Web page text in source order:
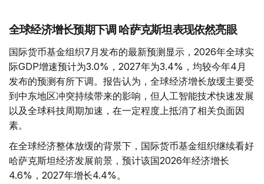
全球经济增长预期下调 哈萨克斯坦表现依然亮眼
国际货币基金组织7月发布的最新预测显示，2026年全球实
际GDP增速预计为3.0%，2027年为3.4%，均较今年4月
发布的预测有所下调。报告认为，全球经济增长放缓主要受
到中东地区冲突持续带来的影响，但人工智能技术快速发展
以及全球科技周期加速，在一定程度上抵消了相关负面因
素。
在全球经济整体放缓的背景下，国际货币基金组织继续看好
哈萨克斯坦经济发展前景，预计该国2026年经济增长
4.6%，2027年增长4.4%。